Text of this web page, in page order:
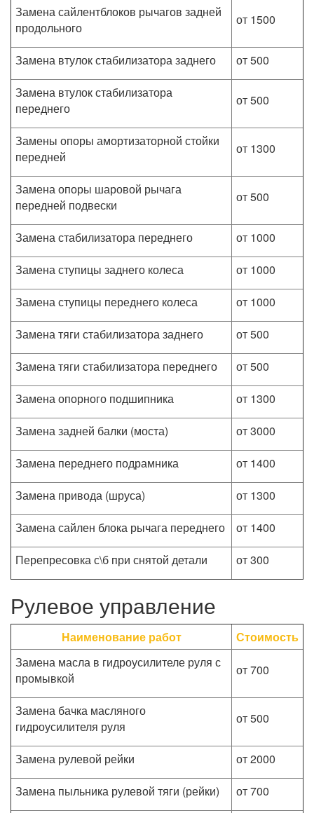
Замена сайлентблоков рычагов задней
продольного
от 1500
Замена втулок стабилизатора заднего
от 500
Замена втулок стабилизатора
переднего
от 500
Замены опоры амортизаторной стойки
передней
от 1300
Замена опоры шаровой рычага
передней подвески
от 500
Замена стабилизатора переднего
от 1000
Замена ступицы заднего колеса
от 1000
Замена ступицы переднего колеса
от 1000
Замена тяги стабилизатора заднего
от 500
Замена тяги стабилизатора переднего
от 500
Замена опорного подшипника
от 1300
Замена задней балки (моста)
от 3000
Замена переднего подрамника
от 1400
Замена привода (шруса)
от 1300
Замена сайлен блока рычага переднего
от 1400
Перепресовка с\б при снятой детали
от 300
Рулевое управление
Наименование работ
Стоимость
Замена масла в гидроусилителе руля с
промывкой
от 700
Замена бачка масляного
гидроусилителя руля
от 500
Замена рулевой рейки
от 2000
Замена пыльника рулевой тяги (рейки)
от 700